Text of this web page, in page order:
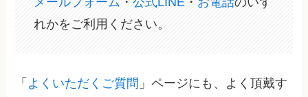
れかをご利用ください。
「 よくいただくご質問 」ページにも、よく頂戴す